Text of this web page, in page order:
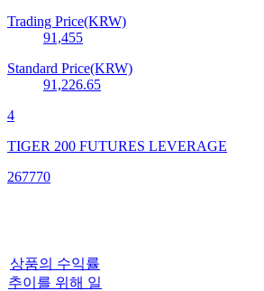
Trading Price(KRW)
91,455
Standard Price(KRW)
91,226.65
4
TIGER 200 FUTURES LEVERAGE
267770
상품의 수익률
추이를 위해 일